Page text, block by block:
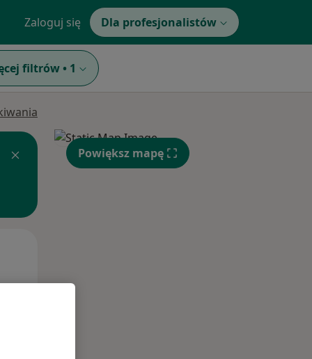
Zaloguj się Dla profesjonalistów
filtrów • 1
Powiększ mapę